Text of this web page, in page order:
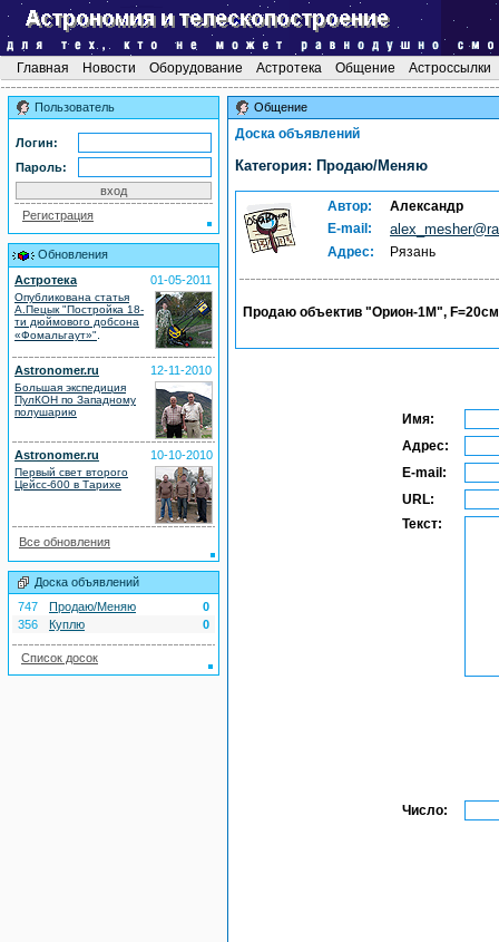
Главная Новости Оборудование Астротека Общение Астроссылки
Пользователь
Логин:
Пароль:
Регистрация
Обновления
Астротека
01-05-2011
Опубликована статья
А.Пецык "Постройка 18-
ти дюймового добсона
«Фомальгаут»"
Astronomer.ru 12-11-2010
Большая экспедиция
ПулКОН по Западному
полушарию
Astronomer.ru 10-10-2010
Первый свет второго
Цейсс-600 в Тарихе
Все обновления
Доска объявлений
747
Продаю/Меняю
0
356
Куплю 0
Список досок
Общение
Доска объявлений
Категория: Продаю/Меняю
Автор:
Александр
E-mail:
Адрес: Рязань
Продаю объектив "Орион-1М",
Имя:
Адрес:
E-mail:
URL:
Текст:
Число: